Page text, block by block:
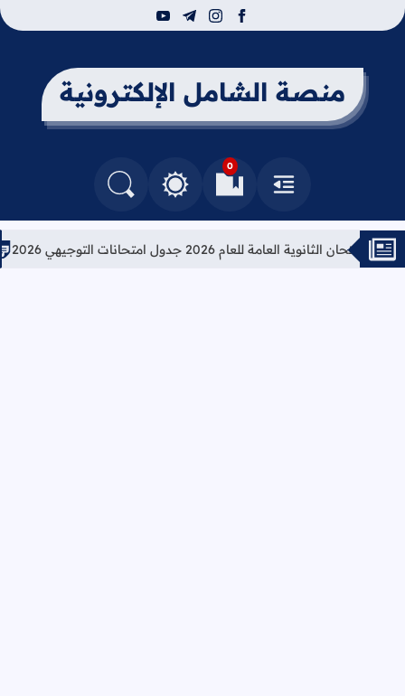
facebook
instagram
telegram
youtube
منصة الشامل الإلكترونية
القائمة
0
العلامات المرجعيةالتغيير بين الوضع النهاري والداكن
البحث في المدونة
العامة للعام 2026 جدول امتحانات التوجيهي 2026